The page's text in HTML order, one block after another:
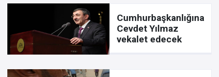
Cumhurbaşkanlığına
Cevdet Yılmaz
vekalet edecek